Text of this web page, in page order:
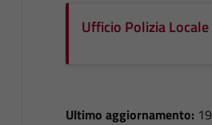
Ufficio Polizia Locale
Ultimo aggiornamento: